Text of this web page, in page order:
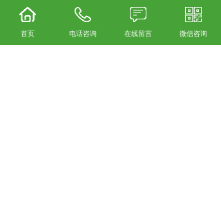
首页 电话咨询 在线留言 微信咨询